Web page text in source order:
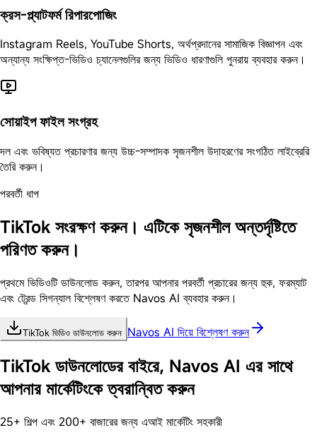
ক্রস-প্ল্যাটফর্ম রিপারপোজিং
Instagram Reels, YouTube Shorts, অর্থপ্রদানের সামাজিক বিজ্ঞাপন এবং
অন্যান্য সংক্ষিপ্ত-ভিডিও চ্যানেলগুলির জন্য ভিডিও ধারণাগুলি পুনরায় ব্যবহার করুন।
সোয়াইপ ফাইল সংগ্রহ
দল এবং ভবিষ্যত প্রচারণার জন্য উচ্চ-সম্পাদক সৃজনশীল উদাহরণের সংগঠিত লাইব্রেরি
তৈরি করুন।
পরবর্তী ধাপ
TikTok সংরক্ষণ করুন। এটিকে সৃজনশীল অন্তর্দৃষ্টিতে
পরিণত করুন।
প্রথমে ভিডিওটি ডাউনলোড করুন, তারপর আপনার পরবর্তী প্রচারের জন্য হুক, ফরম্যাট
এবং ট্রেন্ড সিগন্যাল বিশ্লেষণ করতে Navos AI ব্যবহার করুন।
TikTok ভিডিও ডাউনলোড করুন Navos AI দিয়ে বিশ্লেষণ করুন
TikTok ডাউনলোডের বাইরে, Navos AI এর সাথে
আপনার মার্কেটিংকে ত্বরান্বিত করুন
25+ শিল্প এবং 200+ বাজারের জন্য এআই মার্কেটিং সহকারী